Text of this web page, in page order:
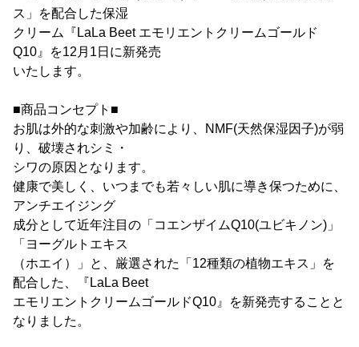
ス」を配合した保湿
クリーム『LaLa Beet エモリエントクリームゴールド
Q10』を12月1日に新発売
いたします。
■商品コンセプト■
お肌は外的な刺激や加齢により、NMF(天然保湿因子)が弱
り、破壊されシミ・
シワの原因となります。
健康で美しく、いつまでも若々しい肌に導き保つために、
アンチエイジング
成分として近年注目の「コエンザイムQ10(ユビキノン)」
「ヨーグルトエキス
（ホエイ）」と、厳選された「12種類の植物エキス」を
配合した、『LaLa Beet
エモリエントクリームゴールドQ10』を新発売することと
なりました。